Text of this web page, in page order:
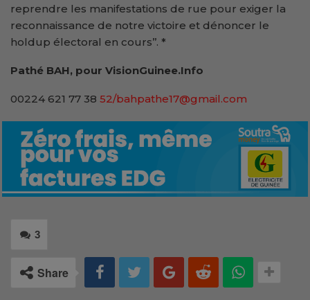
reprendre les manifestations de rue pour exiger la
reconnaissance de notre victoire et dénoncer le
holdup électoral en cours’’. *
Pathé BAH, pour VisionGuinee.Info
00224 621 77 38 52/bahpathe17@gmail.com
3
Share